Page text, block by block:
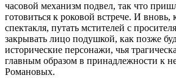
часовой механизм подвел, так что
готовиться к роковой встрече. И вновь,
спектакля, путать мстителей с
закрывать лицо подушкой, как позже
исторические персонажи, чья
главным образом в принадлежности к
Романовых.